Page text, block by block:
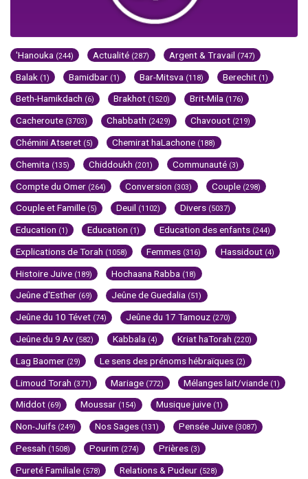
'Hanouka (244) Actualité (287) Argent & Travail (747)
Balak (1) Bamidbar (1) Bar-Mitsva (118) Berechit (1)
Beth-Hamikdach (6) Brakhot (1520) Brit-Mila (176)
Cacheroute (3703) Chabbath (2429) Chavouot (219)
Chémini Atseret (5) Chemirat haLachone (188)
Chemita (135) Chiddoukh (201) Communauté (3)
Compte du Omer (264) Conversion (303) Couple (298)
Couple et Famille (5) Deuil (1102) Divers (5037)
Education (1) Education (1) Education des enfants (244)
Explications de Torah (1058) Femmes (316) Hassidout (4)
Histoire Juive (189) Hochaana Rabba (18)
Jeûne d'Esther (69) Jeûne de Guedalia (51)
Jeûne du 10 Tévet (74) Jeûne du 17 Tamouz (270)
Jeûne du 9 Av (582) Kabbala (4) Kriat haTorah (220)
Lag Baomer (29) Le sens des prénoms hébraïques (2)
Limoud Torah (371) Mariage (772) Mélanges lait/viande (1)
Middot (69) Moussar (154) Musique juive (1)
Non-Juifs (249) Nos Sages (131) Pensée Juive (3087)
Pessah (1508) Pourim (274) Prières (3)
Pureté Familiale (578) Relations & Pudeur (528)